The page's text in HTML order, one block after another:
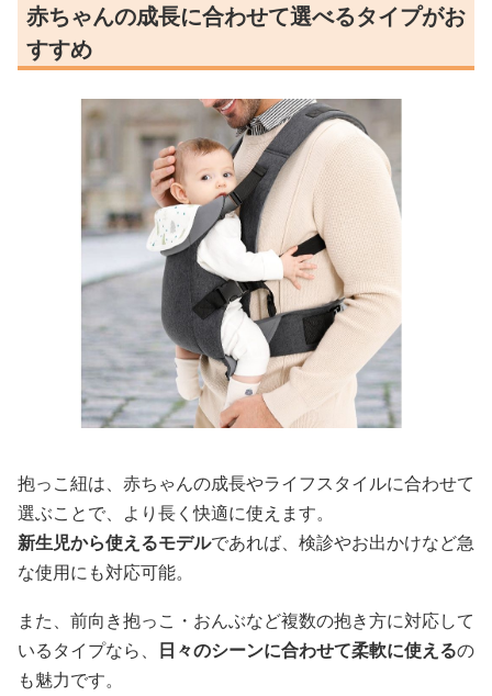
赤ちゃんの成長に合わせて選べるタイプがお
すすめ
抱っこ紐は、赤ちゃんの成長やライフスタイルに合わせて
選ぶことで、より長く快適に使えます。
新生児から使えるモデルであれば、検診やお出かけなど急
な使用にも対応可能。
また、前向き抱っこ・おんぶなど複数の抱き方に対応して
いるタイプなら、 日々のシーンに合わせて柔軟に使えるの
も魅力です。